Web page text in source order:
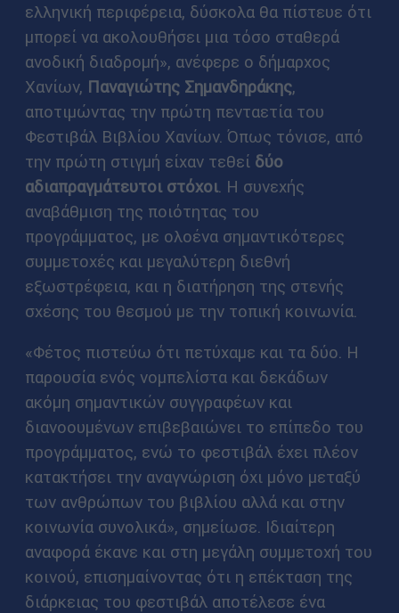
ελληνική περιφέρεια, δύσκολα θα πίστευε ότι
μπορεί να ακολουθήσει μια τόσο σταθερά
ανοδική διαδρομή», ανέφερε ο δήμαρχος
Χανίων, Παναγιώτης Σημανδηράκης,
αποτιμώντας την πρώτη πενταετία του
Φεστιβάλ Βιβλίου Χανίων. Όπως τόνισε, από
την πρώτη στιγμή είχαν τεθεί δύο
αδιαπραγμάτευτοι στόχοι. Η συνεχής
αναβάθμιση της ποιότητας του
προγράμματος, με ολοένα σημαντικότερες
συμμετοχές και μεγαλύτερη διεθνή
εξωστρέφεια, και η διατήρηση της στενής
σχέσης του θεσμού με την τοπική κοινωνία.
«Φέτος πιστεύω ότι πετύχαμε και τα δύο. Η
παρουσία ενός νομπελίστα και δεκάδων
ακόμη σημαντικών συγγραφέων και
διανοουμένων επιβεβαιώνει το επίπεδο του
προγράμματος, ενώ το φεστιβάλ έχει πλέον
κατακτήσει την αναγνώριση όχι μόνο μεταξύ
των ανθρώπων του βιβλίου αλλά και στην
κοινωνία συνολικά», σημείωσε. Ιδιαίτερη
αναφορά έκανε και στη μεγάλη συμμετοχή του
κοινού, επισημαίνοντας ότι η επέκταση της
διάρκειας του φεστιβάλ αποτέλεσε ένα